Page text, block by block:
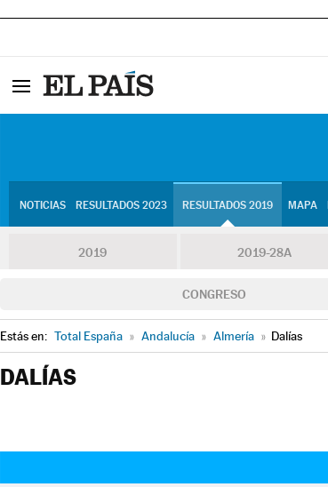
NOTICIAS RESULTADOS 2023 RESULTADOS 2019 MAPA
2019 2019-28A
CONGRESO
Estás en: Total España » Andalucía » Almería » Dalías
DALÍAS